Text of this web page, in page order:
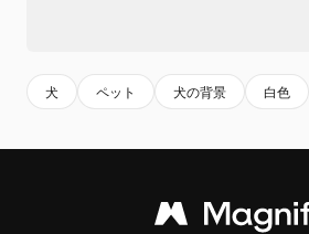
犬 ペット 犬の背景 白色